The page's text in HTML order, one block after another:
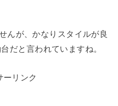
んが、かなりスタイルが良
だと言われていますね。
ーリンク